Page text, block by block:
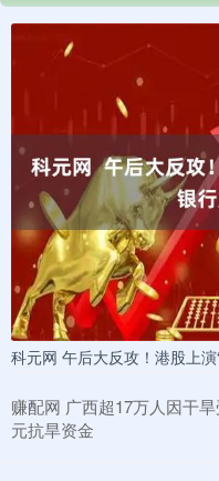
科元网 午后大反攻！港股上
赚配网 广西超17万人因干
元抗旱资金